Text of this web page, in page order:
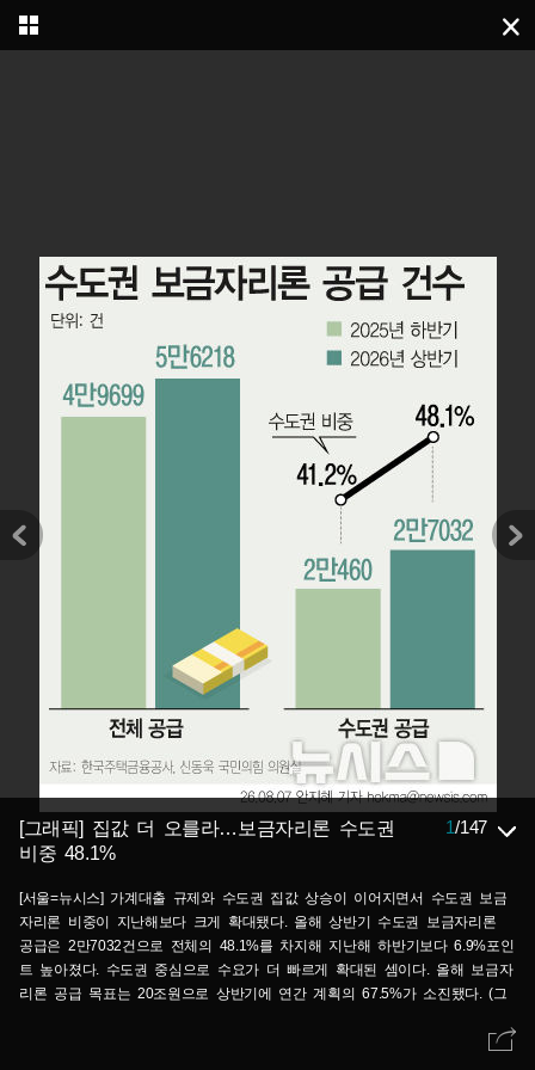
[그래픽] 집값 더 오를라…보금자리론 수도권
비중 48.1%
1/147
[서울=뉴시스] 가계대출 규제와 수도권 집값 상승이 이어지면서 수도권 보금
자리론 비중이 지난해보다 크게 확대됐다. 올해 상반기 수도권 보금자리론
공급은 2만7032건으로 전체의 48.1%를 차지해 지난해 하반기보다 6.9%포인
트 높아졌다. 수도권 중심으로 수요가 더 빠르게 확대된 셈이다. 올해 보금자
리론 공급 목표는 20조원으로 상반기에 연간 계획의 67.5%가 소진됐다. (그